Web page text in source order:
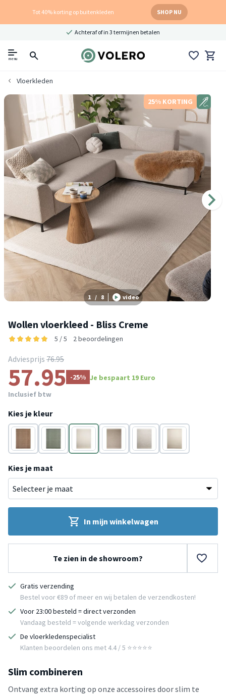
Tot 40% korting op buitenkleden SHOP NU
Achteraf of in 3 termijnen betalen
menu
Vloerkleden
25% KORTING
1 / 8 video
Wollen vloerkleed - Bliss Creme
5 / 5 2 beoordelingen
Adviesprijs 76.95
57.95 -25% Je bespaart 19 Euro
Inclusief btw
Kies je kleur
TerracottaGroen Crème Beige Beige
Wit
Kies je maat
In mijn winkelwagen
Te zien in de showroom?
Gratis verzending
Bestel voor €89 of meer en wij betalen de verzendkosten!
Voor 23:00 besteld = direct verzonden
Vandaag besteld = volgende werkdag verzonden
De vloerkledenspecialist
Klanten beoordelen ons met 4.4 / 5 ⭐⭐⭐⭐⭐
Slim combineren
Ontvang extra korting op onze accessoires door slim te